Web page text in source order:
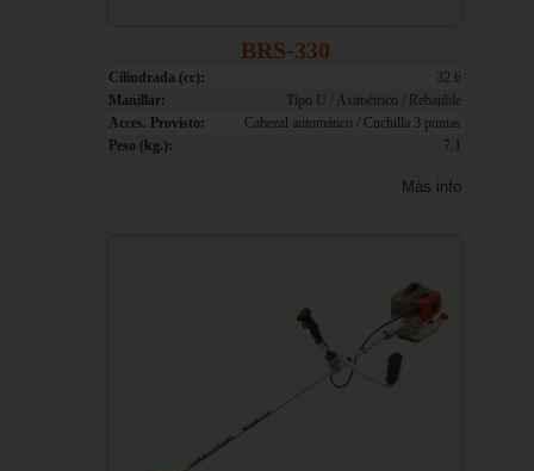
BRS-330
Cilindrada (cc):
32.6
Manillar:
Tipo U / Asimétrico / Rebatible
Acces. Provisto:
Cabezal automático / Cuchilla 3 puntas
Peso (kg.):
7.1
Más info